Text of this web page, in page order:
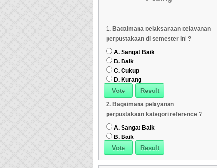
08 Daftar Koleksi (Peruntukan)
Dipinjam
07 Daftar Koleksi (Klasifikasi/ddc)
1. Bagaimana pelaksanaan pelayanan
perpustakaan di semester ini ?
A. Sangat Baik
B. Baik
C. Cukup
D. Kurang
2. Bagaimana pelayanan
perpustakaan kategori reference ?
A. Sangat Baik
B. Baik